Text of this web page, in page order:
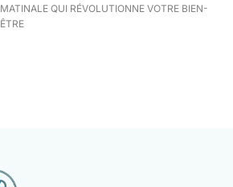
MATINALE QUI RÉVOLUTIONNE VOTRE BIEN-
ÊTRE